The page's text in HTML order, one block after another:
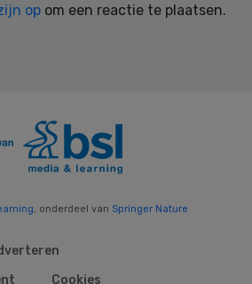
op om een reactie te plaatsen.
, onderdeel van Springer Nature
Cookies